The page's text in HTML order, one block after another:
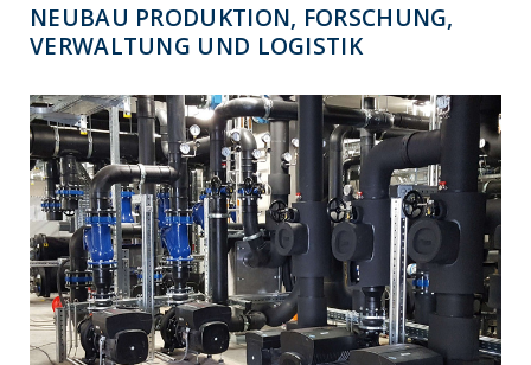
NEUBAU PRODUKTION, FORSCHUNG,
VERWALTUNG UND LOGISTIK